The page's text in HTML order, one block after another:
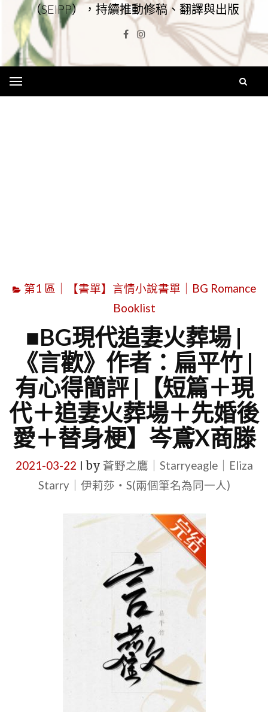
（SEIPP），持續推動修稿、翻譯與出版
Facebook
Instagram
第1 區｜【書單】言情小說書單｜BG Romance
Booklist
■BG現代追妻火葬場 |
《言歡》作者：扁平竹 |
有心得簡評 |【短篇＋現
代＋追妻火葬場＋先婚後
愛＋替身梗】岑鳶X商滕
2021-03-22 by 蒼野之鷹｜Starryeagle｜Eliza
Starry｜伊莉莎・S(兩個筆名為同一人)